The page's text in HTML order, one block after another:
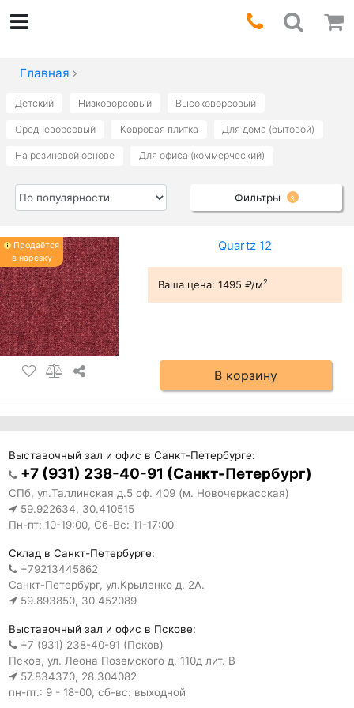
Главная
Детский Низковорсовый Высоковорсовый
Средневорсовый Ковровая плитка Для дома (бытовой)
На резиновой основе Для офиса (коммерческий)
Фильтры 3
Продаётся
в нарезку
Quartz 12
Ваша цена: 1495 ₽/м2
В корзину
Выставочный зал и офис в Санкт-Петербурге:
+7 (931) 238-40-91 (Санкт-Петербург)
СПб, ул.Таллинская д.5 оф. 409 (м. Новочеркасская)
59.922634, 30.410515
Пн-пт: 10-19:00, Сб-Вс: 11-17:00
Склад в Санкт-Петербурге:
+79213445862
Санкт-Петербург, ул.Крыленко д. 2А.
59.893850, 30.452089
Выставочный зал и офис в Пскове:
+7 (931) 238-40-91 (Псков)
Псков, ул. Леона Поземского д. 110д лит. В
57.834370, 28.304082
пн-пт.: 9 - 18-00, сб-вс: выходной